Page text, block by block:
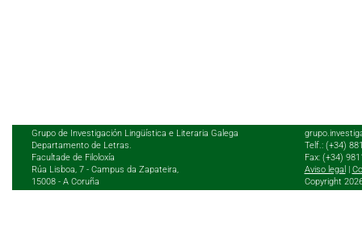
Grupo de Investigación Lingüística e Literaria Galega
Departamento de Letras.
Facultade de Filoloxía
Rúa Lisboa, 7 - Campus da Zapateira,
15008 - A Coruña
Telf.: (+34)
Fax: (+34)
Aviso legal
Copyright